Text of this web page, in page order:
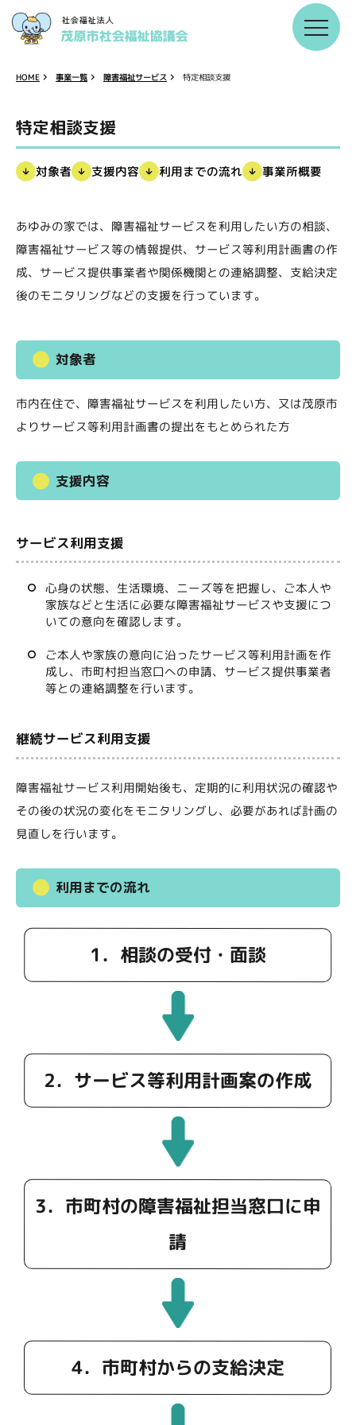
HOME 事業一覧 障害福祉サービス 特定相談支援
特定相談支援
対象者 支援内容 利用までの流れ 事業所概要
あゆみの家では、障害福祉サービスを利用したい方の相談、
障害福祉サービス等の情報提供、サービス等利用計画書の作
成、サービス提供事業者や関係機関との連絡調整、支給決定
後のモニタリングなどの支援を行っています。
対象者
市内在住で、障害福祉サービスを利用したい方、又は茂原市
よりサービス等利用計画書の提出をもとめられた方
支援内容
サービス利用支援
心身の状態、生活環境、ニーズ等を把握し、ご本人や
家族などと生活に必要な障害福祉サービスや支援につ
いての意向を確認します。
ご本人や家族の意向に沿ったサービス等利用計画を作
成し、市町村担当窓口への申請、サービス提供事業者
等との連絡調整を行います。
継続サービス利用支援
障害福祉サービス利用開始後も、定期的に利用状況の確認や
その後の状況の変化をモニタリングし、必要があれば計画の
見直しを行います。
利用までの流れ
1．相談の受付・面談
2．サービス等利用計画案の作成
3．市町村の障害福祉担当窓口に申
請
4．市町村からの支給決定